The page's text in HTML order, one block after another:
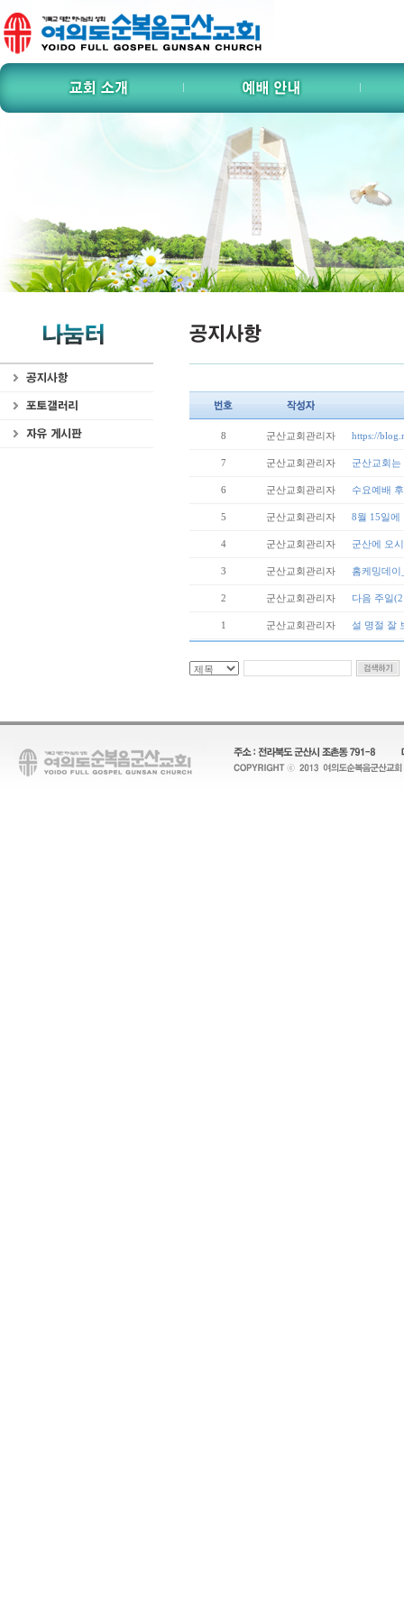
8 군산교회관리자 https://
7 군산교회관리자 군산교회
6 군산교회관리자 수요예배
5 군산교회관리자 8월 15일에
4 군산교회관리자 군산에 오
3 군산교회관리자 홈케밍데
2 군산교회관리자 다음 주일
1 군산교회관리자 설 명절 잘